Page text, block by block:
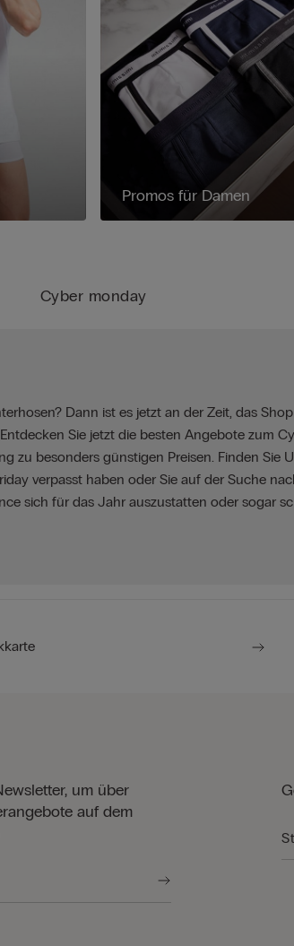
Cyber monday
Dann ist es jetzt an der Zeit, das
Sie jetzt die besten Angebote zum
zu besonders günstigen Preisen. Finden Sie
verpasst haben oder Sie auf der Suche
sich für das Jahr auszustatten oder sogar
Promos für Damen
um über
auf dem